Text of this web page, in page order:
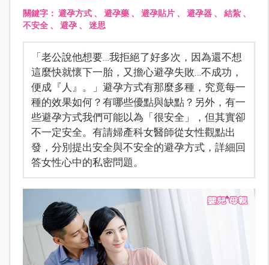
關鍵字： 避孕方式 、避孕藥 、避孕貼片 、避孕器 、結紮、
不安全、 避孕、 迷思
「老公說他想要…我拒絕了好多次，因為還不想
這麼快就懷下一胎，又擔心避孕失敗…不成功，
便成『人』。」避孕方式有那麼多種，究竟每一
種的效果如何？有哪些優點與缺點？另外，有一
些避孕方式我們可能以為「很安全」，但其實卻
不一定安全。有請婦產科女醫師從女性觀點出
發，分別提出安全與不安全的避孕方式，詳細回
答女性心中的私密問題。